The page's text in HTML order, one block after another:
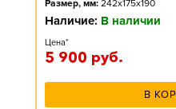
Размер, мм: 242x175x190
Наличие: В наличии
Цена*
5 900 руб.
В